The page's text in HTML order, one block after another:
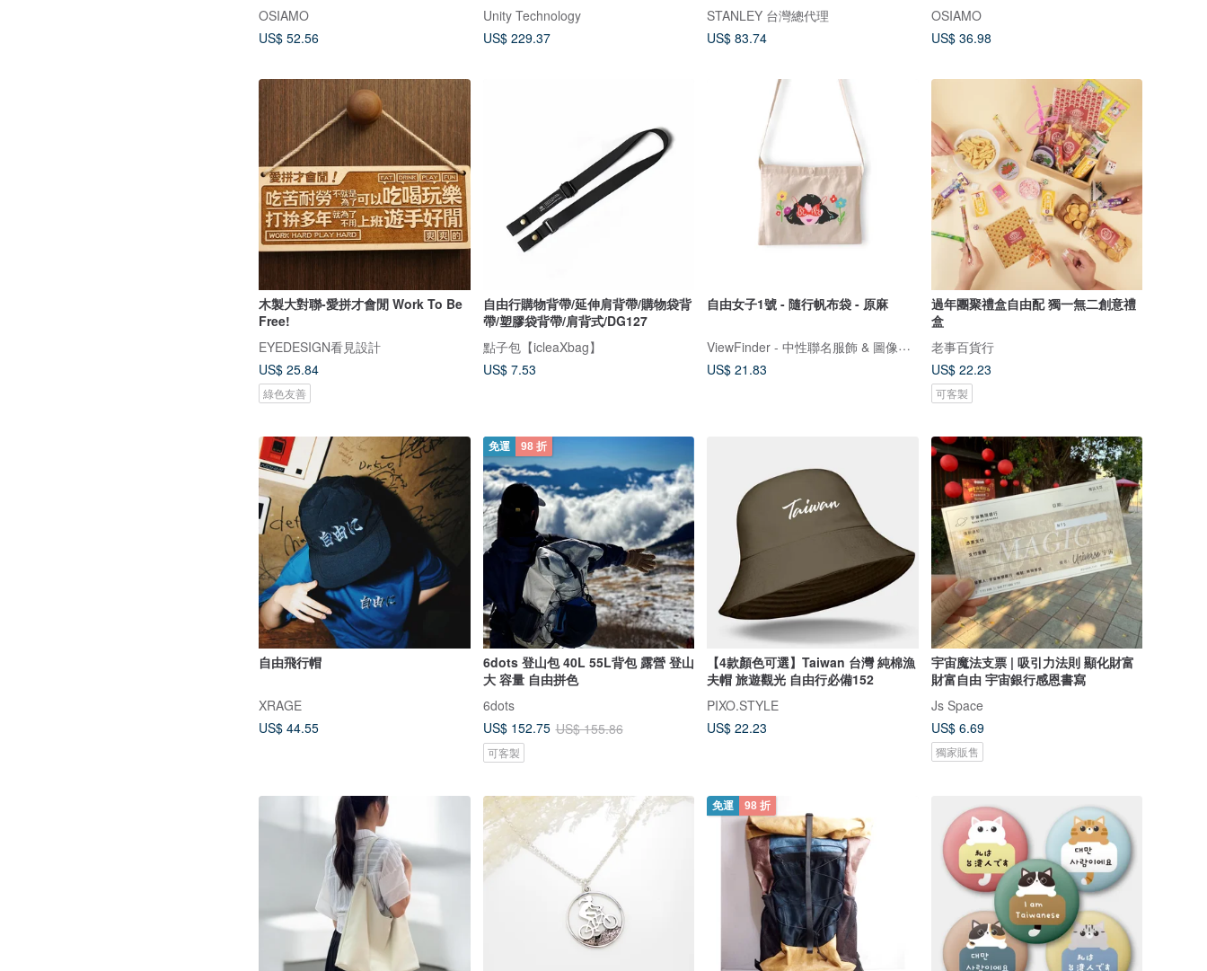
OSIAMO
US$ 52.56
Unity Technology
US$ 229.37
STANLEY 台灣總代理
US$ 83.74
OSIAMO
US$ 36.98
木製大對聯-愛拼才會閒 Work To Be
Free!
EYEDESIGN看見設計
US$ 25.84
綠色友善
自由行購物背帶/延伸肩背帶/購物袋背
帶/塑膠袋背帶/肩背式/DG127
點子包【icleaXbag】
US$ 7.53
自由女子1號 - 隨行帆布袋 - 原麻
ViewFinder - 中性聯名服飾 & 圖像授權周邊
US$ 21.83
過年團聚禮盒自由配 獨一無二創意禮
盒
老事百貨行
US$ 22.23
可客製
自由飛行帽
XRAGE
US$ 44.55
免運 98 折
6dots 登山包 40L 55L背包 露營 登山
大 容量 自由拼色
6dots
US$ 152.75 US$ 155.86
可客製
【4款顏色可選】Taiwan 台灣 純棉漁
夫帽 旅遊觀光 自由行必備152
PIXO.STYLE
US$ 22.23
宇宙魔法支票 | 吸引力法則 顯化財富
財富自由 宇宙銀行感恩書寫
Js Space
US$ 6.69
獨家販售
免運 98 折